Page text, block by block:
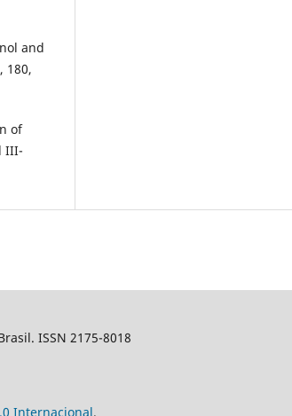
and
180,
of
III-
ISSN 2175-8018
Internacional.